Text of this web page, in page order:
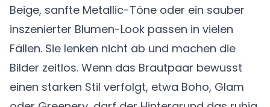
Beige, sanfte Metallic-Töne oder ein sauber
inszenierter Blumen-Look passen in vielen
Fällen. Sie lenken nicht ab und machen die
Bilder zeitlos. Wenn das Brautpaar bewusst
einen starken Stil verfolgt, etwa Boho, Glam